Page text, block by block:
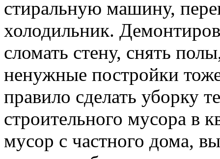
стиральную машину,
холодильник.
сломать стену, снять
ненужные постройки
правило сделать уборку
строительного мусора в
мусор с частного дома,